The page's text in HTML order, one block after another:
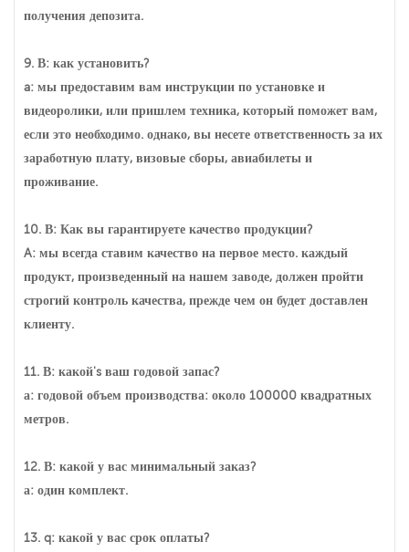
получения депозита.
9. В: как установить?
a: мы предоставим вам инструкции по установке и
видеоролики, или пришлем техника, который поможет вам,
если это необходимо. однако, вы несете ответственность за их
заработную плату, визовые сборы, авиабилеты и
проживание.
10. В: Как вы гарантируете качество продукции?
A: мы всегда ставим качество на первое место. каждый
продукт, произведенный на нашем заводе, должен пройти
строгий контроль качества, прежде чем он будет доставлен
клиенту.
11. В: какой's ваш годовой запас?
а: годовой объем производства: около 100000 квадратных
метров.
12. В: какой у вас минимальный заказ?
а: один комплект.
13. q: какой у вас срок оплаты?